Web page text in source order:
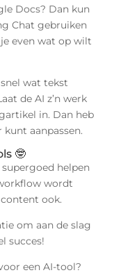
Docs? Dan kun
Chat gebruiken
even wat op wilt
wat tekst
de AI z’n werk
in. Dan heb
kunt aanpassen.
🤓
helpen
wordt
ook.
om aan de slag
succes!
een AI-tool?